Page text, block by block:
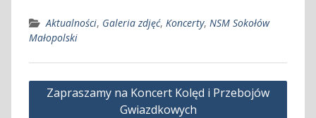
Aktualności, Galeria zdjęć, Koncerty, NSM Sokołów
Małopolski
Nawigacja
wpisu
Zapraszamy na Koncert Kolęd i Przebojów
Gwiazdkowych